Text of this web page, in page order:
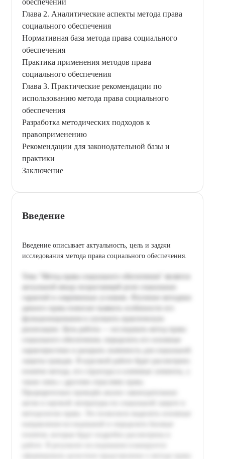
Глава 2. Аналитические аспекты метода права
социального обеспечения
Нормативная база метода права социального
обеспечения
Практика применения методов права
социального обеспечения
Глава 3. Практические рекомендации по
использованию метода права социального
обеспечения
Разработка методических подходов к
правоприменению
Рекомендации для законодательной базы и
практики
Заключение
Введение
Введение описывает актуальность, цель и задачи
исследования метода права социального обеспечения.